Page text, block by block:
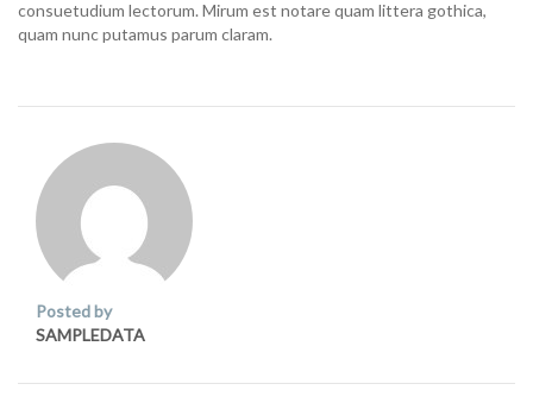
consuetudium lectorum. Mirum est notare quam littera gothica,
quam nunc putamus parum claram.
Posted by
SAMPLEDATA